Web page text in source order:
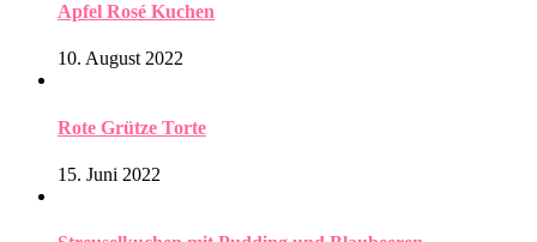
Apfel Rosé Kuchen
10. August 2022
Rote Grütze Torte
15. Juni 2022